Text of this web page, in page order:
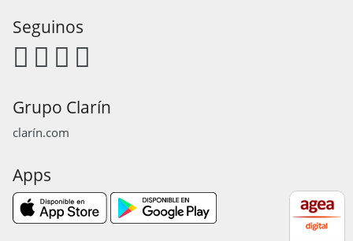
Seguinos
Grupo Clarín
clarín.com
Apps